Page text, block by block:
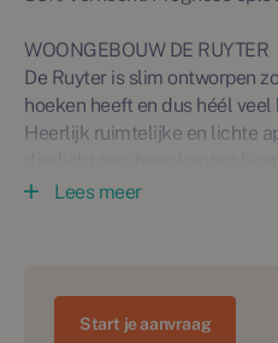
WOONGEBOUW DE RUYTER
De Ruyter is slim ontworpen
hoeken heeft en dus héél
Heerlijk ruimtelijke en lichte
verdiepingshoge ramen. Qua
modern en strak, maar wie
rijkheid in de verschillende
Lees meer
Start je aanvraag